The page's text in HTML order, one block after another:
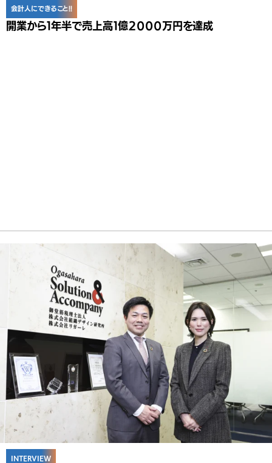
会計人にできること!!
開業から１年半で売上高１億２０００万円を達成
INTERVIEW